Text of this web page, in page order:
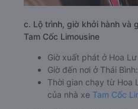
c. Lộ trình, giờ khởi hành và
Tam Cốc Limousine
Giờ xuất phát ở Hoa
Giờ đến nơi ở Thái
Thời gian chạy từ Hoa
của nhà xe Tam Cốc